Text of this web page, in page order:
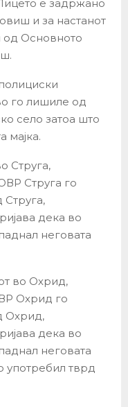
е задржано
и за настанот
од Основното
го лишиле од
село затоа што
мајка.
Струга,
Струга го
Струга,
дека во
неговата
во Охрид,
Охрид го
Охрид,
дека во
неговата
употребил тврд